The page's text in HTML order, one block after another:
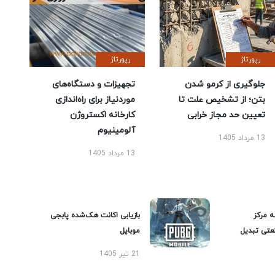
رپورتاژ
جلوگیری از کرمو شدن
بتن؛ از تشخیص علت تا
تعیین حد مجاز خرابی
13 مرداد 1405
رپورتاژ
تجهیزات و دستگاه‌های
موردنیاز برای راه‌اندازی
کارخانه اکستروژن
آلومینیوم
13 مرداد 1405
مرکز
تبدیل
بازیابی اکانت هک‌شده پابجی
موبایل
21 تیر 1405